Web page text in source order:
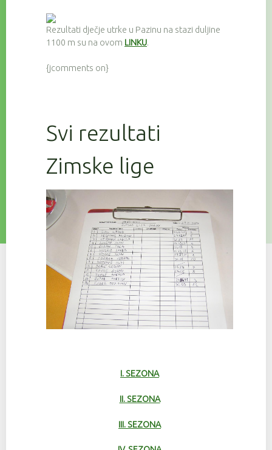
Rezultati dječje utrke u Pazinu na stazi duljine
1100 m su na ovom LINKU.
{jcomments on}
Svi rezultati
Zimske lige
I. SEZONA
II. SEZONA
III. SEZONA